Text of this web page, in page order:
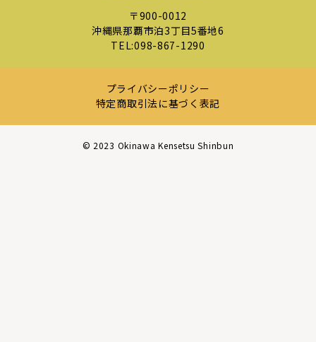
〒900-0012
沖縄県那覇市泊3丁目5番地6
TEL:098-867-1290
プライバシーポリシー
特定商取引法に基づく表記
©︎ 2023 Okinawa Kensetsu Shinbun